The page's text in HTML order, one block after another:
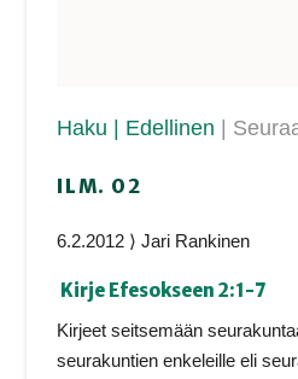
Haku | Edellinen |
ILM. 02
6.2.2012 ⟩ Jari Rankinen
Kirje Efesokseen 2:1-7
Kirjeet seitsemään
seurakuntien enkeleille eli